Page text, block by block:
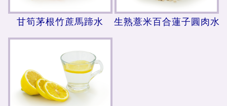
甘筍茅根竹蔗馬蹄水 生熟薏米百合蓮子圓肉水